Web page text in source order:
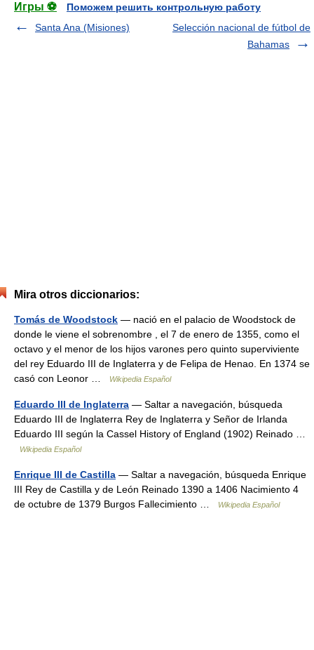
Игры ⚽
Поможем решить контрольную работу
Santa Ana (Misiones)
Selección nacional de fútbol de
Bahamas
Mira otros diccionarios:
Tomás de Woodstock — nació en el palacio de Woodstock de
donde le viene el sobrenombre , el 7 de enero de 1355, como el
octavo y el menor de los hijos varones pero quinto superviviente
del rey Eduardo III de Inglaterra y de Felipa de Henao. En 1374 se
casó con Leonor …
Wikipedia Español
Eduardo III de Inglaterra — Saltar a navegación, búsqueda
Eduardo III de Inglaterra Rey de Inglaterra y Señor de Irlanda
Eduardo III según la Cassel History of England (1902) Reinado …
Wikipedia Español
Enrique III de Castilla — Saltar a navegación, búsqueda Enrique
III Rey de Castilla y de León Reinado 1390 a 1406 Nacimiento 4
de octubre de 1379 Burgos Fallecimiento …
Wikipedia Español